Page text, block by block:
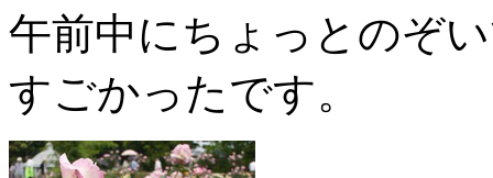
午前中にちょっとのぞ
すごかったです。